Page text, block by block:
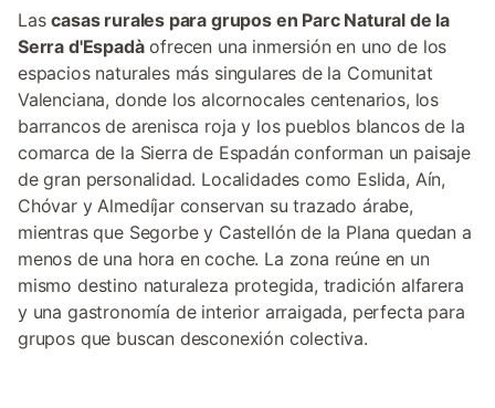
Lascasas rurales para grupos en Parc Natural de la
Serra d'Espadàofrecen una inmersión en uno de los
espacios naturales más singulares de la Comunitat
Valenciana, donde los alcornocales centenarios, los
barrancos de arenisca roja y los pueblos blancos de la
comarca de la Sierra de Espadán conforman un paisaje
de gran personalidad. Localidades como Eslida, Aín,
Chóvar y Almedíjar conservan su trazado árabe,
mientras que Segorbe y Castellón de la Plana quedan a
menos de una hora en coche. La zona reúne en un
mismo destino naturaleza protegida, tradición alfarera
y una gastronomía de interior arraigada, perfecta para
grupos que buscan desconexión colectiva.